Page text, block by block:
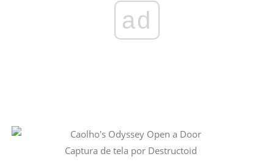
ad
Captura de tela por Destructoid